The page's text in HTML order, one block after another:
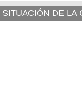
SITUACIÓN DE LA